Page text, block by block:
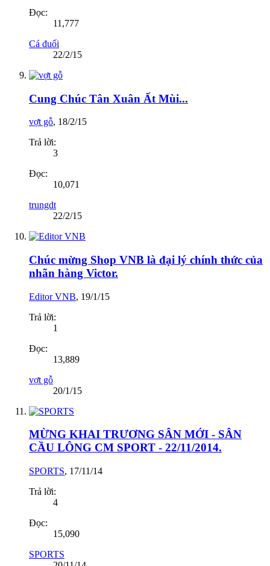
Đọc:
11,777
Cá đuối
22/2/15
Cung Chúc Tân Xuân Ất Mùi...
vợt gỗ, 18/2/15
Trả lời:
3
Đọc:
10,071
trungdt
22/2/15
Chúc mừng Shop VNB là đại lý chính thức của
nhãn hàng Victor.
Editor VNB, 19/1/15
Trả lời:
1
Đọc:
13,889
vợt gỗ
20/1/15
MỪNG KHAI TRƯƠNG SÂN MỚI - SÂN
CẦU LÔNG CM SPORT - 22/11/2014.
SPORTS, 17/11/14
Trả lời:
4
Đọc:
15,090
SPORTS